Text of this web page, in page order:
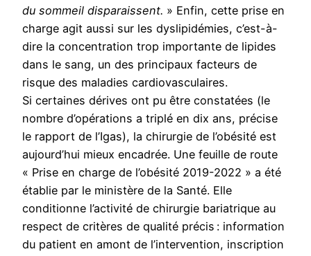
du sommeil disparaissent. » Enfin, cette prise en
charge agit aussi sur les dyslipidémies, c’est-à-
dire la concentration trop importante de lipides
dans le sang, un des principaux facteurs de
risque des maladies cardiovasculaires.
Si certaines dérives ont pu être constatées (le
nombre d’opérations a triplé en dix ans, précise
le rapport de l’Igas), la chirurgie de l’obésité est
aujourd’hui mieux encadrée. Une feuille de route
« Prise en charge de l’obésité 2019-2022 » a été
établie par le ministère de la Santé. Elle
conditionne l’activité de chirurgie bariatrique au
respect de critères de qualité précis : information
du patient en amont de l’intervention, inscription